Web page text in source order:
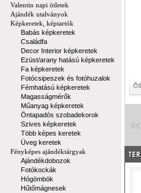
Valentin napi ötletek
Ajándék utalványok
Képkeretek, képtartók
Babás képkeretek
Családfa
Decor Interior képkeretek
Ezüst/arany hatású képkeretek
Fa képkeretek
Fotócsipeszek és fotóhuzalok
Fémhatású képkeretek
Magasságmérők
Műanyag képkeretek
Öntapadós szobadekorok
Szives képkeretek
Több képes keretek
Üveg keretek
Fényképes ajándéktárgyak
Ajándékdobozok
Fotókockák
Hógömbök
Hűtőmágnesek